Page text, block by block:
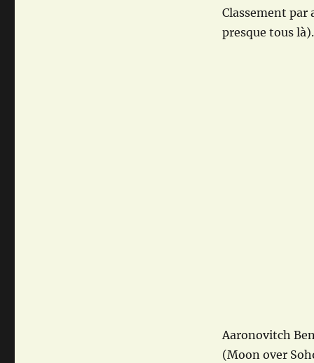
Classement par
presque tous là).
Aaronovitch
(Moon over